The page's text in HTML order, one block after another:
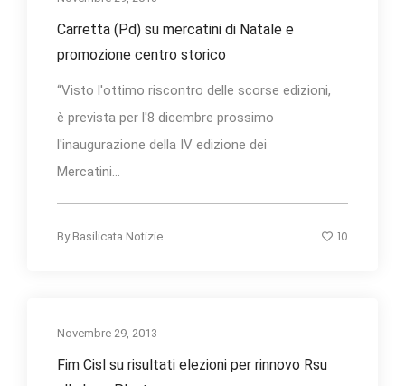
Carretta (Pd) su mercatini di Natale e
promozione centro storico
“Visto l'ottimo riscontro delle scorse edizioni,
è prevista per l'8 dicembre prossimo
l'inaugurazione della IV edizione dei
Mercatini...
By Basilicata Notizie 10
Novembre 29, 2013
Fim Cisl su risultati elezioni per rinnovo Rsu